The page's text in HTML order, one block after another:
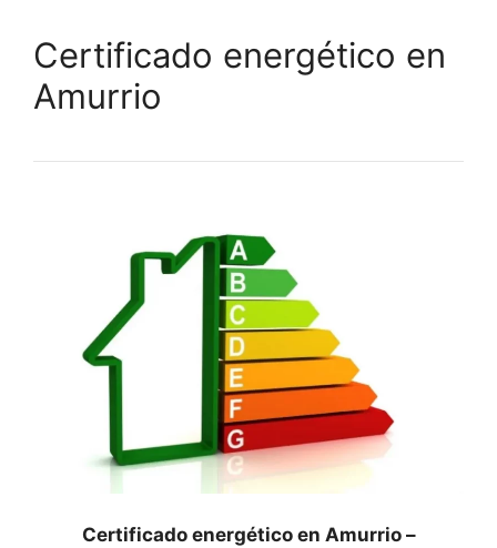
Certificado energético en
Amurrio
Certificado energético en Amurrio –